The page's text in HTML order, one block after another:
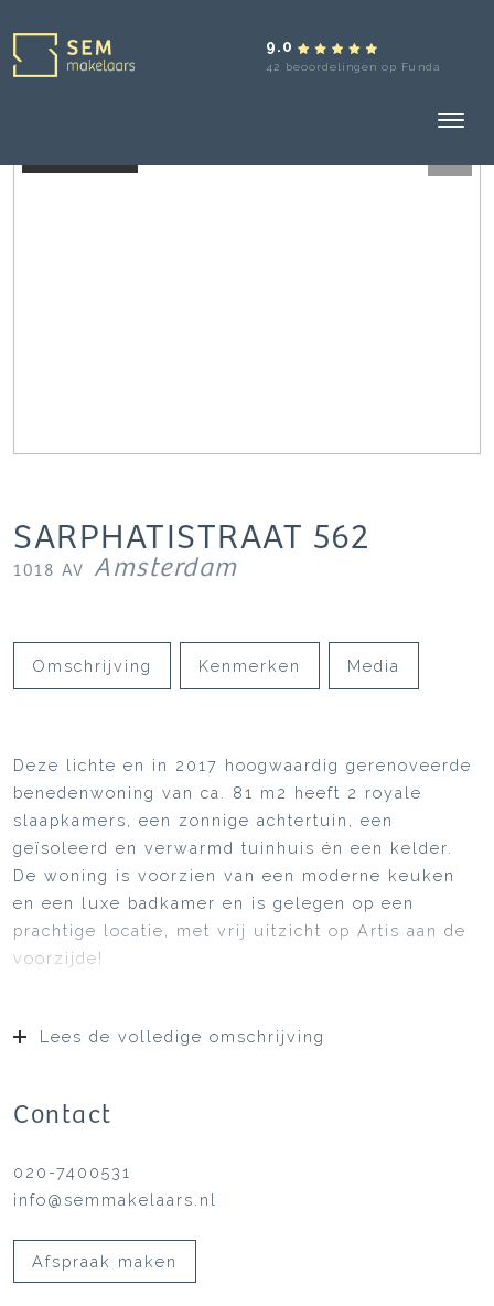
9.0
42 beoordelingen op Funda
SARPHATISTRAAT 562
1018 AV Amsterdam
Omschrijving Kenmerken Media
Deze lichte en in 2017 hoogwaardig gerenoveerde
benedenwoning van ca. 81 m2 heeft 2 royale
slaapkamers, een zonnige achtertuin, een
geïsoleerd en verwarmd tuinhuis én een kelder.
De woning is voorzien van een moderne keuken
en een luxe badkamer en is gelegen op een
prachtige locatie, met vrij uitzicht op Artis aan de
voorzijde!
Lees de volledige omschrijving
Contact
020-7400531
info@semmakelaars.nl
Afspraak maken